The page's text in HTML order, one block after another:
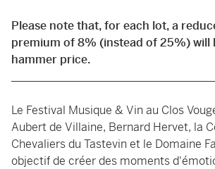
Please note that, for each lot, a
premium of 8% (instead of 25%) will
hammer price.
Le Festival Musique & Vin au Clos
Aubert de Villaine, Bernard Hervet, la
Chevaliers du Tastevin et le Domaine
objectif de créer des moments